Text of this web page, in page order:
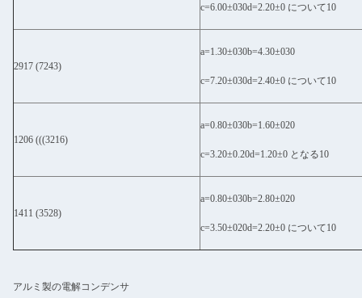
c=6.00±030d=2.20±0 について10
2917 (7243)
a=1.30±030b=4.30±030
c=7.20±030d=2.40±0 について10
1206 (((3216)
a=0.80±030b=1.60±020
c=3.20±0.20d=1.20±0 となる10
1411 (3528)
a=0.80±030b=2.80±020
c=3.50±020d=2.20±0 について10
アルミ製の電解コンデンサ